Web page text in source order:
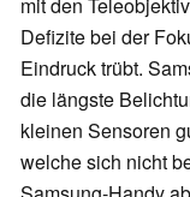
mit den
Defizite bei der
Eindruck trübt.
die längste
kleinen Sensoren
welche sich nicht